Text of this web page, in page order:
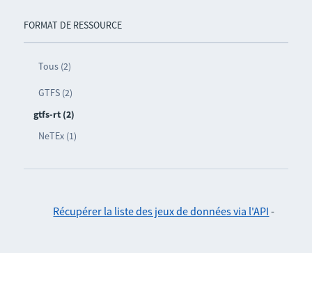
FORMAT DE RESSOURCE
Tous (2)
GTFS (2)
gtfs-rt (2)
NeTEx (1)
Récupérer la liste des jeux de données via l'API -